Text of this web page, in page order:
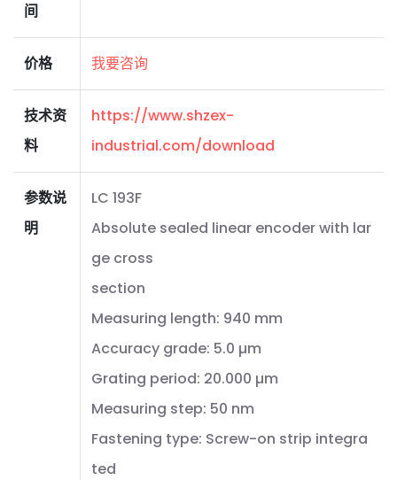
间
价格 我要咨询
技术资
料
https://www.shzex-
industrial.com/download
参数说
明
LC 193F
Absolute sealed linear encoder with lar
ge cross
section
Measuring length: 940 mm
Accuracy grade: 5.0 µm
Grating period: 20.000 µm
Measuring step: 50 nm
Fastening type: Screw-on strip integra
ted